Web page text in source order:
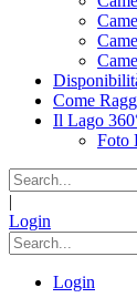
Come
Il Lago
Foto
|
Login
Login